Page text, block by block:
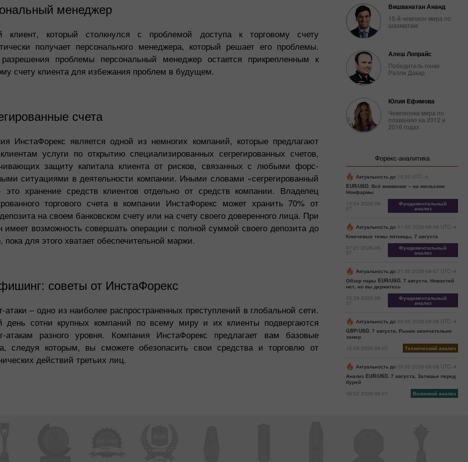
менеджер
клиент, который столкнулся с проблемой доступа к торговому счету
получает персонального менеджера, который решает его проблемы.
проблемы персональный менеджер остается прикрепленным к
счету клиента для избежания проблем в будущем.
счета
ИнстаФорекс является одной из немногих компаний, которые предлагают
услуги по открытию специализированных сегрегированных счетов,
защиту капитала клиента от рисков, связанных с любыми форс-
ситуациями в деятельности компании. Иными словами «сегрегированный
это хранение средств клиентов отдельно от средств компании. Владелец
торгового счета в компании ИнстаФорекс может хранить 70% от
на своем банковском счету или на счету своего доверенного лица. При
имеет возможность совершать операции с полной суммой своего депозита до
пока для этого хватает обеспечительной маржи.
советы от ИнстаФорекс
атаки – одно из наиболее распространенных преступлений в глобальной сети.
день сотни крупных компаний по всему миру и их клиенты подвергаются
атакам разного уровня. Компания ИнстаФорекс предлагает вам базовые
следуя которым, вы сможете обезопасить свои средства и торговлю от
действий третьих лиц.
Вишванатан Ананд
15-й чемпион мира по
шахматам
Алеш Лопрайс
Победитель гонки
Ралли Дакар.
Юлия Ефимова
Чемпионка мира по
плаванию на 2012 и
2016 годах
Форекс-аналитика
Актуальность до 10:00 UTC--4
EUR/USD. Всё внимание – на июльские
Нонфармы
10:04 2026-08-
07
Фундаментальный
анализ
Актуальность до 01:00 2026-08-08 UTC--4
Ключевые темы пятницы, 7 августа
07:21 2026-08-
07
Фундаментальный
анализ
Актуальность до 21:00 2026-08-07 UTC--4
Обзор пары EUR/USD. 7 августа. Новостей
нет, но вы держитесь
03:29 2026-08-
07
Фундаментальный
анализ
Актуальность до 04:00 2026-08-08 UTC--4
GBP/USD. 7 августа. Рынок окончательно
замер
10:09 2026-08-07
Технический анализ
Актуальность до 00:00 2026-08-08 UTC--4
Анализ EUR/USD. 7 августа. Затишье перед
бурей
06:52 2026-08-07
Волновой анализ